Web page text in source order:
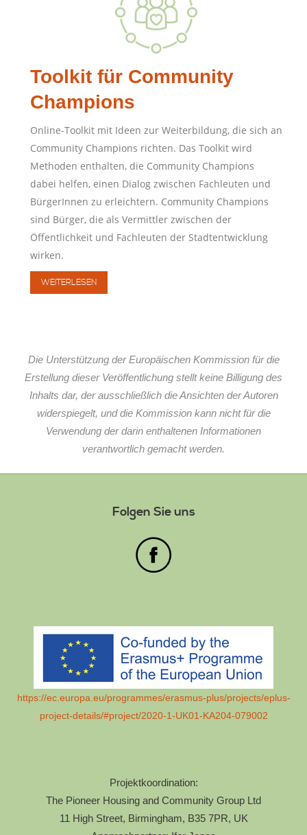
Toolkit für Community
Champions
Online-Toolkit mit Ideen zur Weiterbildung, die sich an
Community Champions richten. Das Toolkit wird
Methoden enthalten, die Community Champions
dabei helfen, einen Dialog zwischen Fachleuten und
BürgerInnen zu erleichtern. Community Champions
sind Bürger, die als Vermittler zwischen der
Öffentlichkeit und Fachleuten der Stadtentwicklung
wirken.
WEITERLESEN
Die Unterstützung der Europäischen Kommission für die
Erstellung dieser Veröffentlichung stellt keine Billigung des
Inhalts dar, der ausschließlich die Ansichten der Autoren
widerspiegelt, und die Kommission kann nicht für die
Verwendung der darin enthaltenen Informationen
verantwortlich gemacht werden.
Folgen Sie uns
https://ec.europa.eu/programmes/erasmus-plus/projects/eplus-
project-details/#project/2020-1-UK01-KA204-079002
Projektkoordination:
The Pioneer Housing and Community Group Ltd
11 High Street, Birmingham, B35 7PR, UK